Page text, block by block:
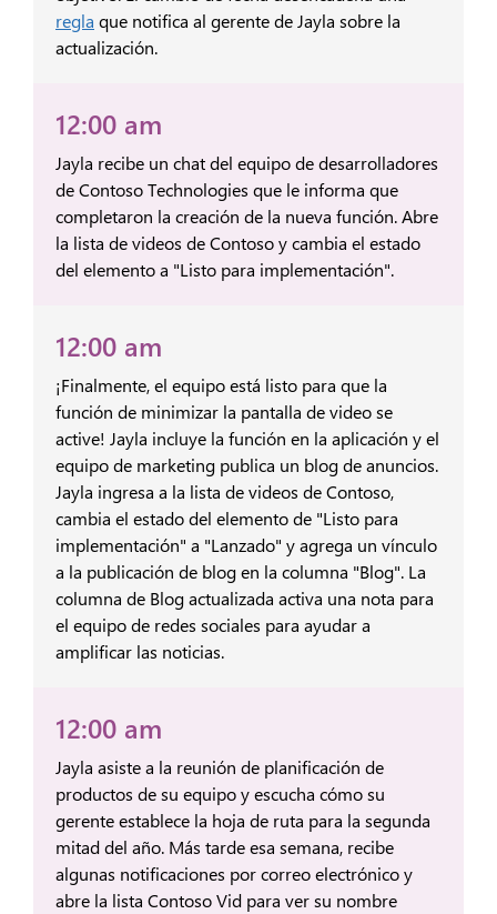
regla que notifica al gerente de Jayla sobre la
actualización.
12:00 am
Jayla recibe un chat del equipo de desarrolladores
de Contoso Technologies que le informa que
completaron la creación de la nueva función. Abre
la lista de videos de Contoso y cambia el estado
del elemento a "Listo para implementación".
12:00 am
¡Finalmente, el equipo está listo para que la
función de minimizar la pantalla de video se
active! Jayla incluye la función en la aplicación y el
equipo de marketing publica un blog de anuncios.
Jayla ingresa a la lista de videos de Contoso,
cambia el estado del elemento de "Listo para
implementación" a "Lanzado" y agrega un vínculo
a la publicación de blog en la columna "Blog". La
columna de Blog actualizada activa una nota para
el equipo de redes sociales para ayudar a
amplificar las noticias.
12:00 am
Jayla asiste a la reunión de planificación de
productos de su equipo y escucha cómo su
gerente establece la hoja de ruta para la segunda
mitad del año. Más tarde esa semana, recibe
algunas notificaciones por correo electrónico y
abre la lista Contoso Vid para ver su nombre